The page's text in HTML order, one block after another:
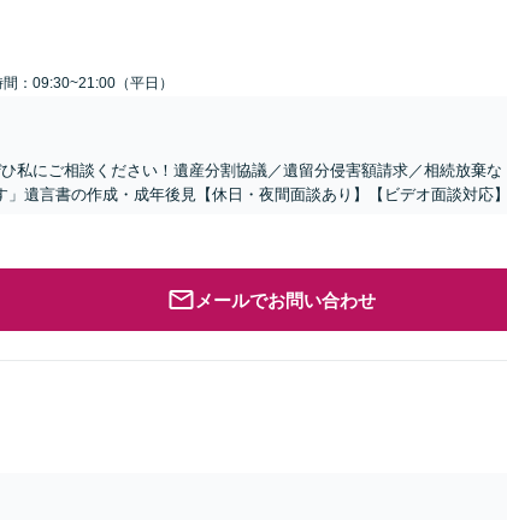
：09:30~21:00（平日）
私にご相談ください！遺産分割協議／遺留分侵害額請求／相続放棄な
遺言書の作成・成年後見【休日・夜間面談あり】【ビデオ面談対応】
メールでお問い合わせ